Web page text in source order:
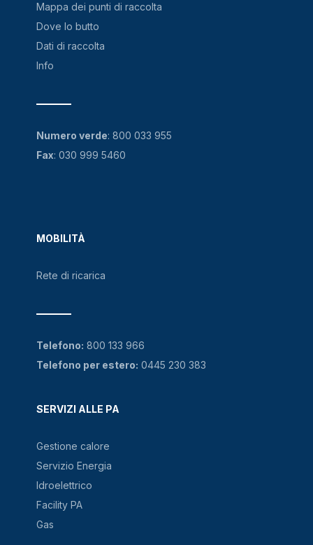
Mappa dei punti di raccolta
Dove lo butto
Dati di raccolta
Info
MOBILITÀ
Rete di ricarica
SERVIZI ALLE PA
Gestione calore
Servizio Energia
Idroelettrico
Facility PA
Gas
Numero verde: 800 033 955
Fax: 030 999 5460
Telefono: 800 133 966
Telefono per estero: 0445 230 383